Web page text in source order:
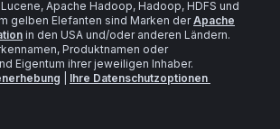
Apache Hadoop, Hadoop, HDFS und
gelben Elefanten sind Marken derApache
in den USA und/oder anderen Ländern.
Produktnamen oder
Eigentum ihrer jeweiligen Inhaber.
Ihre Datenschutzoptionen